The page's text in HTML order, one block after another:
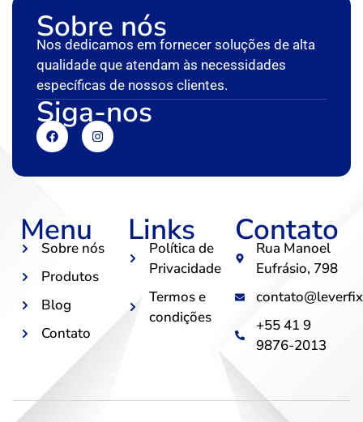
Sobre nós
Nos dedicamos em fornecer soluções de alta
qualidade que atendam às necessidades
específicas de nossos clientes.
Siga-nos
Menu
Sobre nós
Produtos
Blog
Contato
Links
Política de
Privacidade
Termos e
condições
Contato
Rua Manoel
Eufrásio, 798
+55 41 9
9876-2013